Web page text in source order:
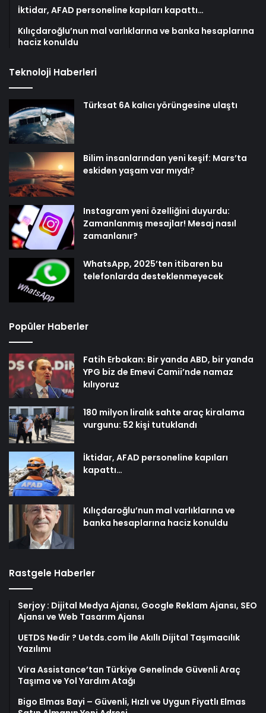
İktidar, AFAD personeline kapıları kapattı…
Kılıçdaroğlu’nun mal varlıklarına ve banka hesaplarına
haciz konuldu
Teknoloji Haberleri
Türksat 6A kalıcı yörüngesine ulaştı
Bilim insanlarından yeni keşif: Mars’ta
eskiden yaşam var mıydı?
Instagram yeni özelliğini duyurdu:
Zamanlanmış mesajlar! Mesaj nasıl
zamanlanır?
WhatsApp, 2025’ten itibaren bu
telefonlarda desteklenmeyecek
Popüler Haberler
Fatih Erbakan: Bir yanda ABD, bir yanda
YPG biz de Emevi Camii’nde namaz
kılıyoruz
180 milyon liralık sahte araç kiralama
vurgunu: 52 kişi tutuklandı
İktidar, AFAD personeline kapıları
kapattı…
Kılıçdaroğlu’nun mal varlıklarına ve
banka hesaplarına haciz konuldu
Rastgele Haberler
Serjoy : Dijital Medya Ajansı, Google Reklam Ajansı, SEO
Ajansı ve Web Tasarım Ajansı
UETDS Nedir ? Uetds.com İle Akıllı Dijital Taşımacılık
Yazılımı
Vira Assistance’tan Türkiye Genelinde Güvenli Araç
Taşıma ve Yol Yardım Atağı
Bigo Elmas Bayi – Güvenli, Hızlı ve Uygun Fiyatlı Elmas